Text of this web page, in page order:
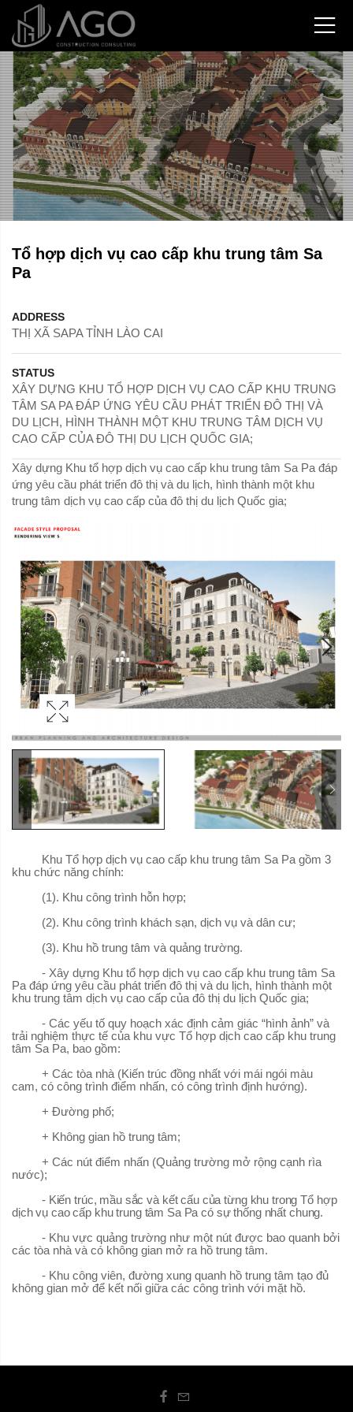
Tổ hợp dịch vụ cao cấp khu trung tâm Sa
Pa
ADDRESS
THỊ XÃ SAPA TỈNH LÀO CAI
STATUS
XÂY DỰNG KHU TỔ HỢP DỊCH VỤ CAO CẤP KHU TRUNG
TÂM SA PA ĐÁP ỨNG YÊU CẦU PHÁT TRIỂN ĐÔ THỊ VÀ
DU LỊCH, HÌNH THÀNH MỘT KHU TRUNG TÂM DỊCH VỤ
CAO CẤP CỦA ĐÔ THỊ DU LỊCH QUỐC GIA;
Xây dựng Khu tổ hợp dịch vụ cao cấp khu trung tâm Sa Pa đáp
ứng yêu cầu phát triển đô thị và du lịch, hình thành một khu
trung tâm dịch vụ cao cấp của đô thị du lịch Quốc gia;
Khu Tổ hợp dịch vụ cao cấp khu trung tâm Sa Pa gồm 3
khu chức năng chính:
(1). Khu công trình hỗn hợp;
(2). Khu công trình khách sạn, dịch vụ và dân cư;
(3). Khu hồ trung tâm và quảng trường.
- Xây dựng Khu tổ hợp dịch vụ cao cấp khu trung tâm Sa
Pa đáp ứng yêu cầu phát triển đô thị và du lịch, hình thành một
khu trung tâm dịch vụ cao cấp của đô thị du lịch Quốc gia;
- Các yếu tố quy hoạch xác định cảm giác “hình ảnh” và
trải nghiệm thực tế của khu vực Tổ hợp dịch cao cấp khu trung
tâm Sa Pa, bao gồm:
+ Các tòa nhà (Kiến ​​trúc đồng nhất với mái ngói màu
cam, có công trình điểm nhấn, có công trình định hướng).
+ Đường phố;
+ Không gian hồ trung tâm;
+ Các nút điểm nhấn (Quảng trường mở rộng cạnh rìa
nước);
- Kiến trúc, mầu sắc và kết cấu của từng khu trong Tổ hợp
dịch vụ cao cấp khu trung tâm Sa Pa có sự thống nhất chung.
- Khu vực quảng trường như một nút được bao quanh bởi
các tòa nhà và có không gian mở ra hồ trung tâm.
- Khu công viên, đường xung quanh hồ trung tâm tạo đủ
không gian mở để kết nối giữa các công trình với mặt hồ.